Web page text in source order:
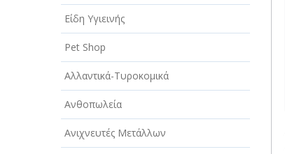
ΔΙΑΦΗΜΙΣΗ - ΜΜΕ
ΕΚΚΛΗΣΙΕΣ - ΦΙΛΑΝΘΡΩΠΙΚΑ
ΣΩΜΑΤΕΙΑ
ΕΚΠΑΙΔΕΥΣΗ - ΣΧΟΛΕΣ
ΕΜΠΟΡΙΟ - ΕΜΠΟΡΙΚΑ
ΚΑΤΑΣΤΗΜΑΤΑ
Είδη Υγιεινής
Pet Shop
Αλλαντικά-Τυροκομικά
Ανθοπωλεία
Ανιχνευτές Μετάλλων